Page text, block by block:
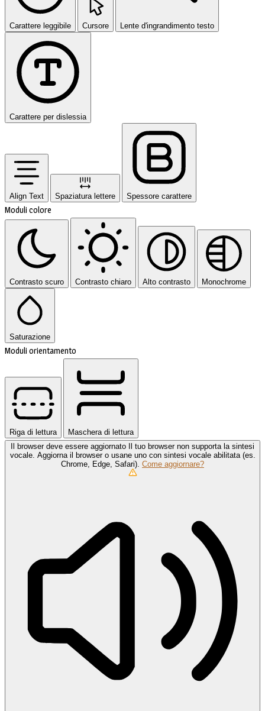
Carattere leggibile Cursore Lente d'ingrandimento testo
Carattere per dislessia
Align Text Spaziatura lettere Spessore carattere
Moduli colore
Contrasto scuro Contrasto chiaro Alto contrasto Monochrome
Saturazione
Moduli orientamento
Riga di lettura
Maschera di lettura
Il browser deve essere aggiornato
Il tuo browser non supporta la sintesi
vocale. Aggiorna il browser o usane uno con sintesi vocale abilitata (es.
Chrome, Edge, Safari). Come aggiornare?